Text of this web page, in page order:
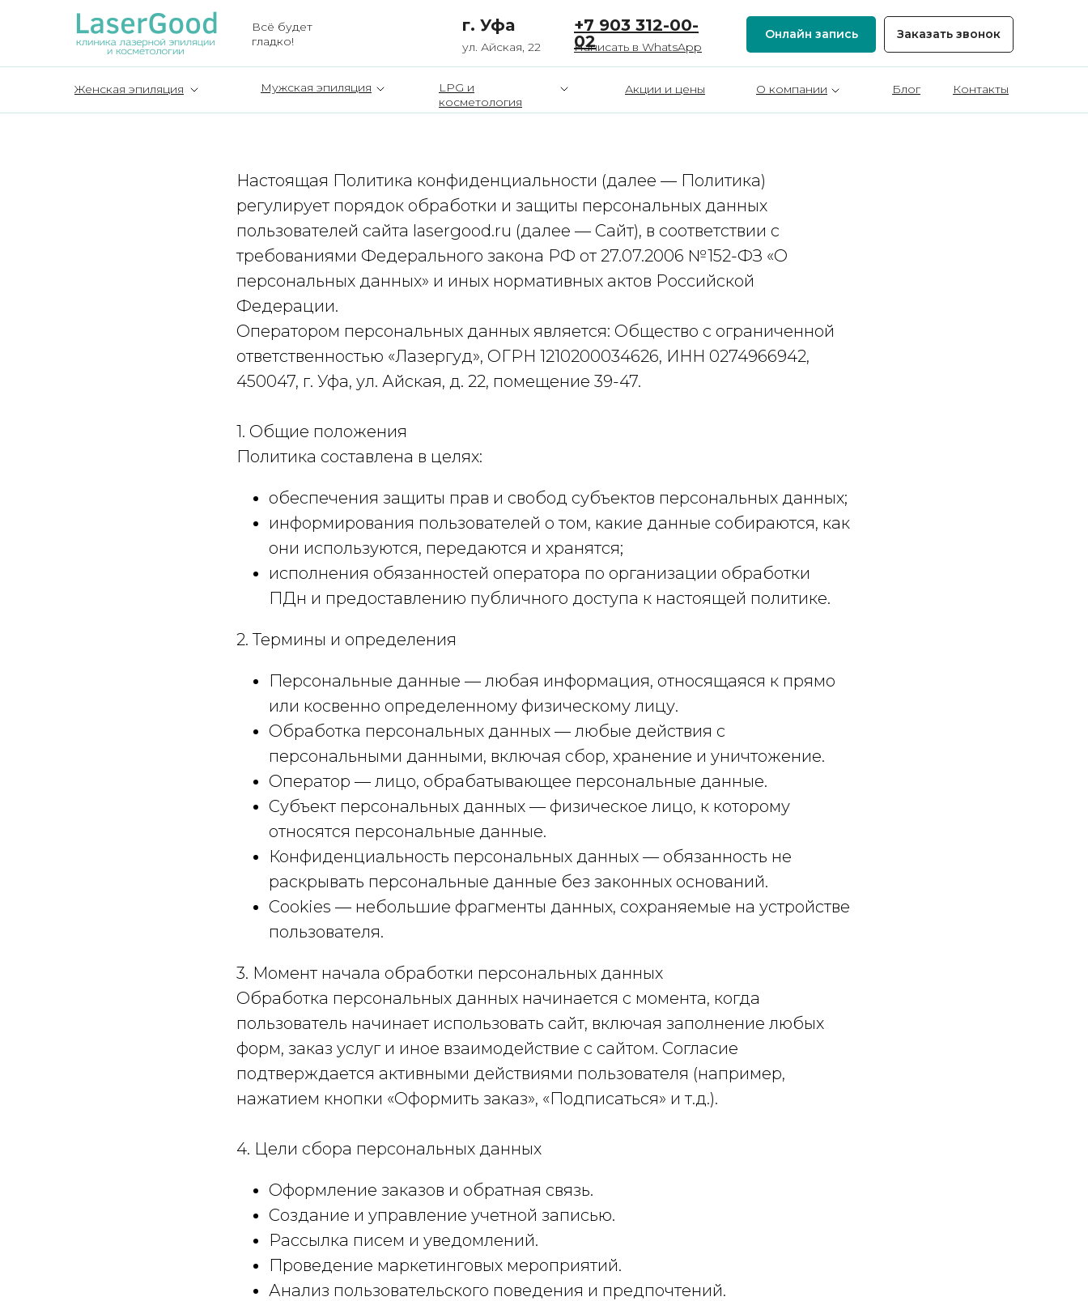
Всё будет
гладко!
г. Уфа
ул. Айская, 22
+7 903 312-00-
02
Написать в WhatsApp
Женская эпиляция Мужская эпиляция
LPG и
косметология
Акции и цены О компании Блог Контакты
Онлайн запись Заказать звонок
Настоящая Политика конфиденциальности (далее — Политика)
регулирует порядок обработки и защиты персональных данных
пользователей сайта lasergood.ru (далее — Сайт), в соответствии с
требованиями Федерального закона РФ от 27.07.2006 №152-ФЗ «О
персональных данных» и иных нормативных актов Российской
Федерации.
Оператором персональных данных является: Общество с ограниченной
ответственностью «Лазергуд», ОГРН 1210200034626, ИНН 0274966942,
450047, г. Уфа, ул. Айская, д. 22, помещение 39-47.
1. Общие положения
Политика составлена в целях:
обеспечения защиты прав и свобод субъектов персональных данных;
информирования пользователей о том, какие данные собираются, как
они используются, передаются и хранятся;
исполнения обязанностей оператора по организации обработки
ПДн и предоставлению публичного доступа к настоящей политике.
2. Термины и определения
Персональные данные — любая информация, относящаяся к прямо
или косвенно определенному физическому лицу.
Обработка персональных данных — любые действия с
персональными данными, включая сбор, хранение и уничтожение.
Оператор — лицо, обрабатывающее персональные данные.
Субъект персональных данных — физическое лицо, к которому
относятся персональные данные.
Конфиденциальность персональных данных — обязанность не
раскрывать персональные данные без законных оснований.
Cookies — небольшие фрагменты данных, сохраняемые на устройстве
пользователя.
3. Момент начала обработки персональных данных
Обработка персональных данных начинается с момента, когда
пользователь начинает использовать сайт, включая заполнение любых
форм, заказ услуг и иное взаимодействие с сайтом. Согласие
подтверждается активными действиями пользователя (например,
нажатием кнопки «Оформить заказ», «Подписаться» и т.д.).
4. Цели сбора персональных данных
Оформление заказов и обратная связь.
Создание и управление учетной записью.
Рассылка писем и уведомлений.
Проведение маркетинговых мероприятий.
Анализ пользовательского поведения и предпочтений.